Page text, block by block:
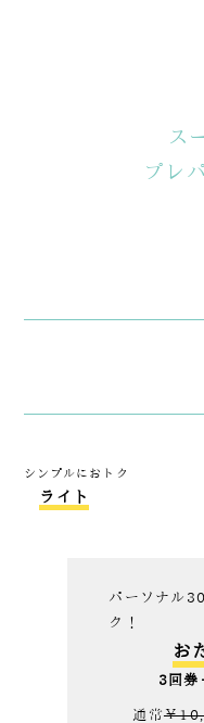
ス
プレ
シンプルにおトク
ライト
パーソナル
ク！
お
3回券
通常￥